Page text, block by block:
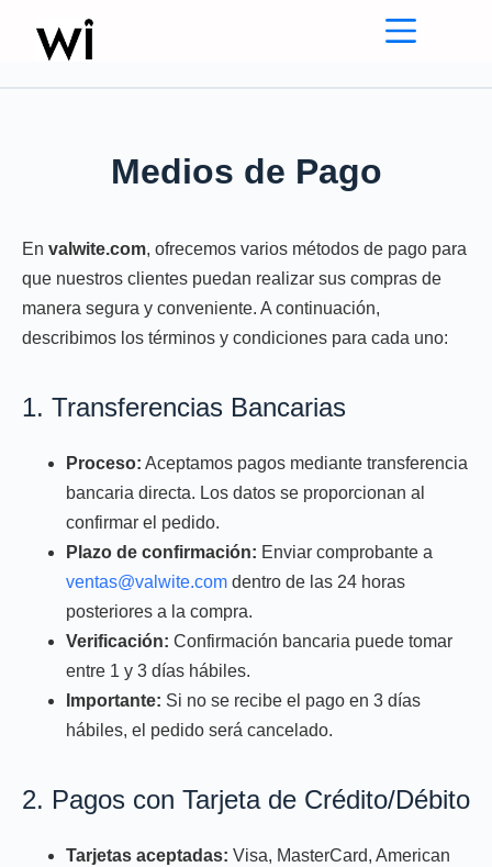
contenido
Medios de Pago
En valwite.com, ofrecemos varios métodos de pago para
que nuestros clientes puedan realizar sus compras de
manera segura y conveniente. A continuación,
describimos los términos y condiciones para cada uno:
1. Transferencias Bancarias
Proceso: Aceptamos pagos mediante transferencia
bancaria directa. Los datos se proporcionan al
confirmar el pedido.
Plazo de confirmación: Enviar comprobante a
ventas@valwite.com dentro de las 24 horas
posteriores a la compra.
Verificación: Confirmación bancaria puede tomar
entre 1 y 3 días hábiles.
Importante: Si no se recibe el pago en 3 días
hábiles, el pedido será cancelado.
2. Pagos con Tarjeta de Crédito/Débito
Tarjetas aceptadas: Visa, MasterCard, American